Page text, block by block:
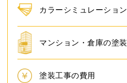
カラーシミュレーション
マンション・倉庫の塗装
塗装工事の費用